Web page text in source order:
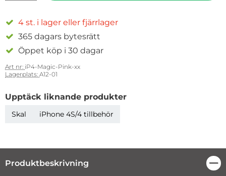
4 st. i lager eller fjärrlager
365 dagars bytesrätt
Öppet köp i 30 dagar
Art nr: iP4-Magic-Pink-xx
Lagerplats: A12-01
Upptäck liknande produkter
Skal iPhone 4S/4 tillbehör
Produktbeskrivning